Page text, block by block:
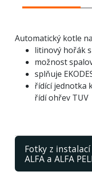
Automatický kotle
litinový hořák
možnost
splňuje
řídící jednotka
řídí ohřev TUV
Fotky z
ALFA a ALFA